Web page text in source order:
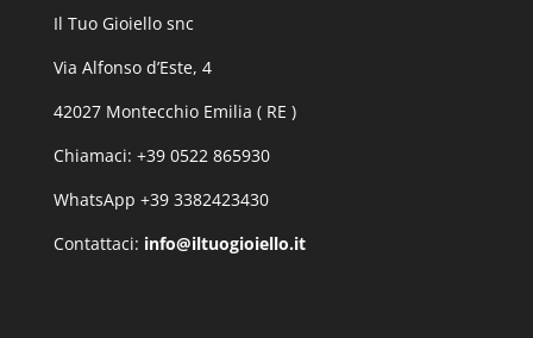
Il Tuo Gioiello snc
Via Alfonso d’Este, 4
42027 Montecchio Emilia ( RE )
Chiamaci: +39 0522 865930
WhatsApp +39 3382423430
Contattaci: info@iltuogioiello.it